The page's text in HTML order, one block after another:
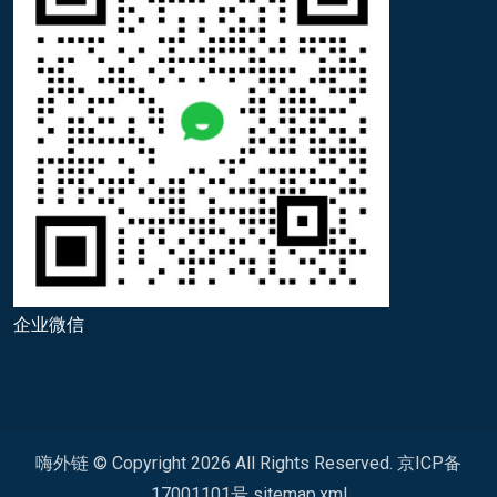
企业微信
嗨外链 © Copyright 2026 All Rights Reserved. 京ICP备